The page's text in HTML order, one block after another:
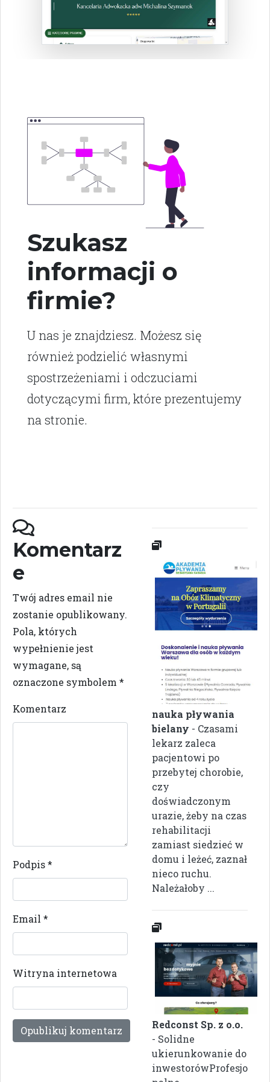
Szukasz
informacji o
firmie?
U nas je znajdziesz. Możesz się
również podzielić własnymi
spostrzeżeniami i odczuciami
dotyczącymi firm, które prezentujemy
na stronie.
Komentarz
e
Twój adres email nie
zostanie opublikowany.
Pola, których
wypełnienie jest
wymagane, są
oznaczone symbolem *
Komentarz
Podpis*
Email *
Witryna internetowa
nauka pływania
bielany - Czasami
lekarz zaleca
pacjentowi po
przebytej chorobie,
czy
doświadczonym
urazie, żeby na czas
rehabilitacji
zamiast siedzieć w
domu i leżeć, zaznał
nieco ruchu.
Należałoby ...
Redconst Sp. z o.o.
- Solidne
ukierunkowanie do
inwestorówProfesjo